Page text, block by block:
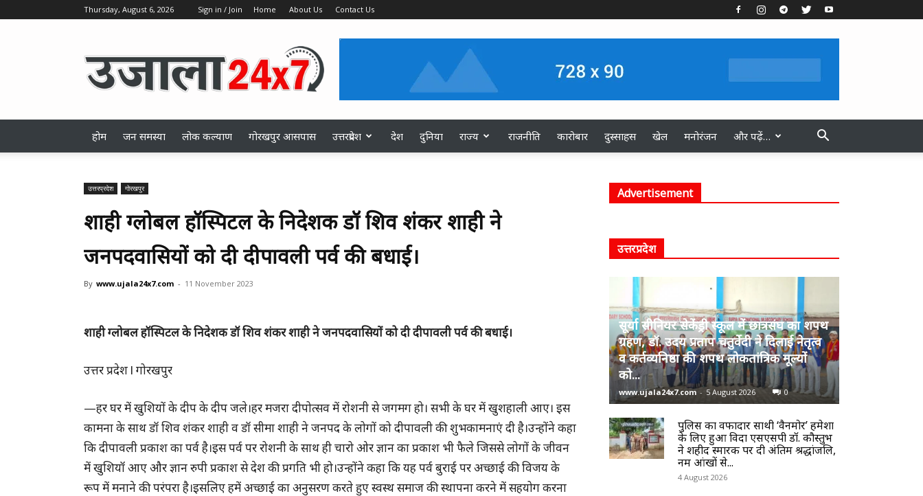
Thursday, August 6, 2026 Sign in / Join Home About Us Contact Us
होम जन समस्या लोक कल्याण गोरखपुर आसपास उत्तरप्रदेश देश दुनिया राज्य राजनीति कारोबार दुस्साहस खेल मनोरंजन और पढ़ें…
उत्तरप्रदेश गोरखपुर
शाही ग्लोबल हॉस्पिटल के निदेशक डॉ शिव शंकर शाही ने
जनपदवासियों को दी दीपावली पर्व की बधाई।
By www.ujala24x7.com - 11 November 2023
शाही ग्लोबल हॉस्पिटल के निदेशक डॉ शिव शंकर शाही ने जनपदवासियों को दी दीपावली पर्व की बधाई।
उत्तर प्रदेश l गोरखपुर
—हर घर में खुशियों के दीप के दीप जले।हर मजरा दीपोत्सव में रोशनी से जगमग हो। सभी के घर में खुशहाली आए। इस
कामना के साथ डॉ शिव शंकर शाही व डॉ सीमा शाही ने जनपद के लोगों को दीपावली की शुभकामनाएं दी है।उन्होंने कहा
कि दीपावली प्रकाश का पर्व है।इस पर्व पर रोशनी के साथ ही चारो ओर ज्ञान का प्रकाश भी फैले जिससे लोगों के जीवन
में खुशियॉ आए और ज्ञान रुपी प्रकाश से देश की प्रगति भी हो।उन्होंने कहा कि यह पर्व बुराई पर अच्छाई की विजय के
रूप में मनाने की परंपरा है।इसलिए हमें अच्छाई का अनुसरण करते हुए स्वस्थ समाज की स्थापना करने में सहयोग करना
Advertisement
उत्तरप्रदेश
सूर्या सीनियर सेकेंड्री स्कूल में छात्रसंघ का शपथ
ग्रहण, डॉ. उदय प्रताप चतुर्वेदी ने दिलाई नेतृत्व
व कर्तव्यनिष्ठा की शपथ लोकतांत्रिक मूल्यों
को...
www.ujala24x7.com - 5 August 2026 0
पुलिस का वफादार साथी ‘वैनमोर’ हमेशा
के लिए हुआ विदा एसएसपी डॉ. कौस्तुभ
ने शहीद स्मारक पर दी अंतिम श्रद्धांजलि,
नम आंखों से...
4 August 2026